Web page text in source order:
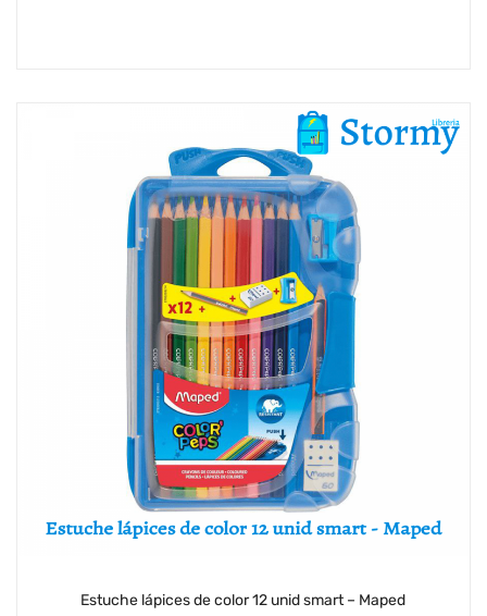
Estuche lápices de color 12 unid smart – Maped